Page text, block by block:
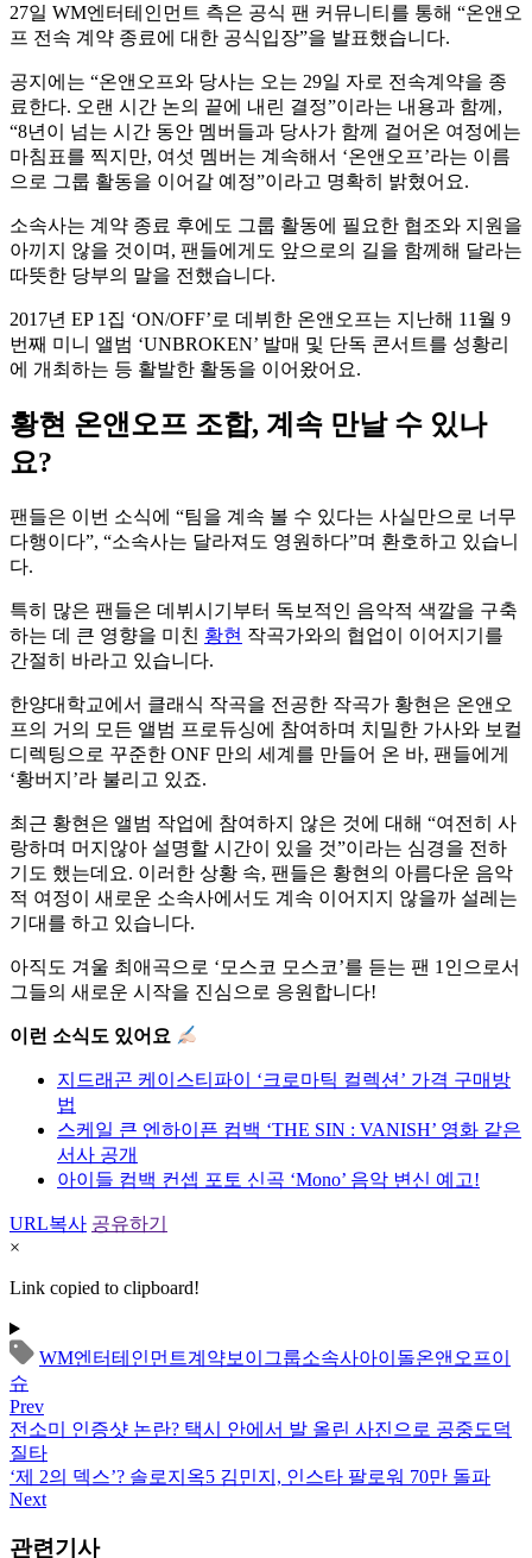
27일 WM엔터테인먼트 측은 공식 팬 커뮤니티를 통해 “온앤오
프 전속 계약 종료에 대한 공식입장”을 발표했습니다.
공지에는 “온앤오프와 당사는 오는 29일 자로 전속계약을 종
료한다. 오랜 시간 논의 끝에 내린 결정”이라는 내용과 함께,
“8년이 넘는 시간 동안 멤버들과 당사가 함께 걸어온 여정에는
마침표를 찍지만, 여섯 멤버는 계속해서 ‘온앤오프’라는 이름
으로 그룹 활동을 이어갈 예정”이라고 명확히 밝혔어요.
소속사는 계약 종료 후에도 그룹 활동에 필요한 협조와 지원을
아끼지 않을 것이며, 팬들에게도 앞으로의 길을 함께해 달라는
따뜻한 당부의 말을 전했습니다.
2017년 EP 1집 ‘ON/OFF’로 데뷔한 온앤오프는 지난해 11월 9
번째 미니 앨범 ‘UNBROKEN’ 발매 및 단독 콘서트를 성황리
에 개최하는 등 활발한 활동을 이어왔어요.
황현 온앤오프 조합, 계속 만날 수 있나
요?
팬들은 이번 소식에 “팀을 계속 볼 수 있다는 사실만으로 너무
다행이다”, “소속사는 달라져도 영원하다”며 환호하고 있습니
다.
특히 많은 팬들은 데뷔시기부터 독보적인 음악적 색깔을 구축
하는 데 큰 영향을 미친 황현 작곡가와의 협업이 이어지기를
간절히 바라고 있습니다.
한양대학교에서 클래식 작곡을 전공한 작곡가 황현은 온앤오
프의 거의 모든 앨범 프로듀싱에 참여하며 치밀한 가사와 보컬
디렉팅으로 꾸준한 ONF 만의 세계를 만들어 온 바, 팬들에게
‘황버지’라 불리고 있죠.
최근 황현은 앨범 작업에 참여하지 않은 것에 대해 “여전히 사
랑하며 머지않아 설명할 시간이 있을 것”이라는 심경을 전하
기도 했는데요. 이러한 상황 속, 팬들은 황현의 아름다운 음악
적 여정이 새로운 소속사에서도 계속 이어지지 않을까 설레는
기대를 하고 있습니다.
아직도 겨울 최애곡으로 ‘모스코 모스코’를 듣는 팬 1인으로서
그들의 새로운 시작을 진심으로 응원합니다!
이런 소식도 있어요
지드래곤 케이스티파이 ‘크로마틱 컬렉션’ 가격 구매방
법
스케일 큰 엔하이픈 컴백 ‘THE SIN : VANISH’ 영화 같은
서사 공개
아이들 컴백 컨셉 포토 신곡 ‘Mono’ 음악 변신 예고!
URL복사 공유하기
×
Link copied to clipboard!
WM엔터테인먼트계약보이그룹소속사아이돌온앤오프이
슈
Prev
전소미 인증샷 논란? 택시 안에서 발 올린 사진으로 공중도덕
질타
‘제 2의 덱스’? 솔로지옥5 김민지, 인스타 팔로워 70만 돌파
Next
관련기사